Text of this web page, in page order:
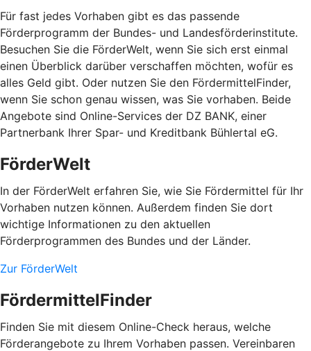
Für fast jedes Vorhaben gibt es das passende
Förderprogramm der Bundes- und Landesförderinstitute.
Besuchen Sie die FörderWelt, wenn Sie sich erst einmal
einen Überblick darüber verschaffen möchten, wofür es
alles Geld gibt. Oder nutzen Sie den FördermittelFinder,
wenn Sie schon genau wissen, was Sie vorhaben. Beide
Angebote sind Online-Services der DZ BANK, einer
Partnerbank Ihrer Spar- und Kreditbank Bühlertal eG.
FörderWelt
In der FörderWelt erfahren Sie, wie Sie Fördermittel für Ihr
Vorhaben nutzen können. Außerdem finden Sie dort
wichtige Informationen zu den aktuellen
Förderprogrammen des Bundes und der Länder.
Zur FörderWelt
FördermittelFinder
Finden Sie mit diesem Online-Check heraus, welche
Förderangebote zu Ihrem Vorhaben passen. Vereinbaren